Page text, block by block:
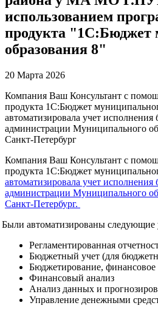
использованием
продукта "1С:Бюджет
образования 8"
20 Марта 2026
Компания Ваш Консультант с
продукта 1С:Бюджет
автоматизировала учет
администрации Муниципального
Санкт-Петербург
Компания Ваш Консультант с
продукта 1С:Бюджет
автоматизировала учет
администрации Муниципального
Санкт-Петербург.
автоматизированы следующие
Регламентированная
Бюджетный учет (для
Бюджетирование, финансовое
Финансовый анализ
Анализ данных и
Управление денежными